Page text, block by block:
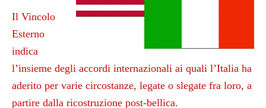
Il Vincolo
Esterno
indica
l’insieme degli accordi internazionali ai quali l’Italia ha
aderito per varie circostanze, legate o slegate fra loro, a
partire dalla ricostruzione post-bellica.